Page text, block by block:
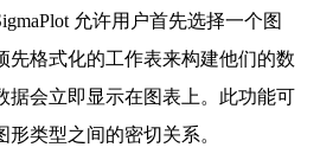
允许用户首先选择一个图
先格式化的工作表来构建他们的数
据会立即显示在图表上。此功能可
类型之间的密切关系。